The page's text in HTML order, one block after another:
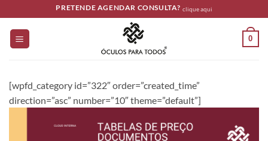
to
content
PRETENDE AGENDAR CONSULTA? clique aqui
0
[wpfd_category id=”322″ order=”created_time”
direction=”asc” number=”10″ theme=”default”]